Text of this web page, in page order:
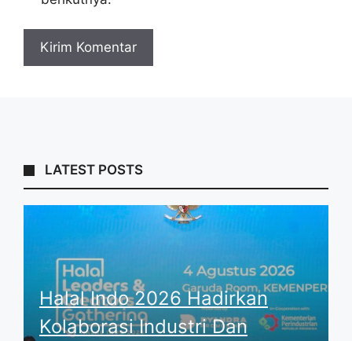
LATEST POSTS
Halal Indo 2026 Hadirkan
Kolaborasi Industri Dan